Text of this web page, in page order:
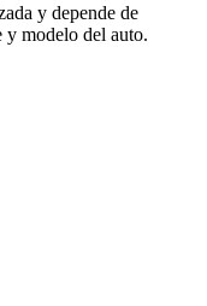
y depende de
y modelo del auto.